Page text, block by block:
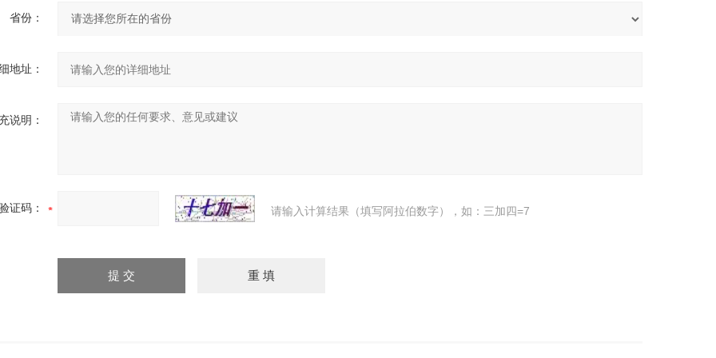
省份：
地址：
说明：
证码： 请输入计算结果（填写阿拉伯数字），如：三加四=7